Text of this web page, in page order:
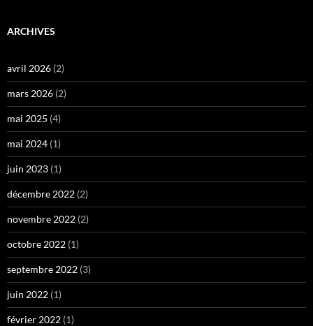
ARCHIVES
avril 2026 (2)
mars 2026 (2)
mai 2025 (4)
mai 2024 (1)
juin 2023 (1)
décembre 2022 (2)
novembre 2022 (2)
octobre 2022 (1)
septembre 2022 (3)
juin 2022 (1)
février 2022 (1)